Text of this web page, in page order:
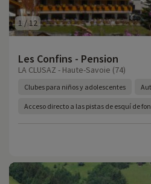
1/12
Les Confins - Pension
LA CLUSAZ - Haute-Savoie (74)
Clubes para niños y adolescentes
Acceso directo a las pistas de esquí de